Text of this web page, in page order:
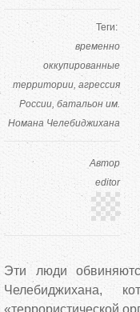
Теги:
временно
оккупированные
территории агрессия
России батальон им.
Номана Челебиджихана
Автор
editor
Эти люди
Челебиджихана,
«террористической